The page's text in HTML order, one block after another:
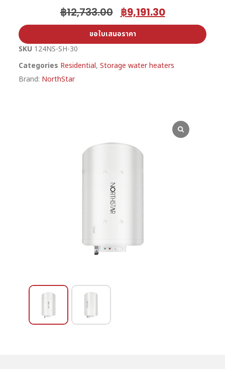
฿12,733.00 ฿9,191.30
ขอใบเสนอราคา
SKU 124NS-SH-30
Categories Residential, Storage water heaters
Brand: NorthStar